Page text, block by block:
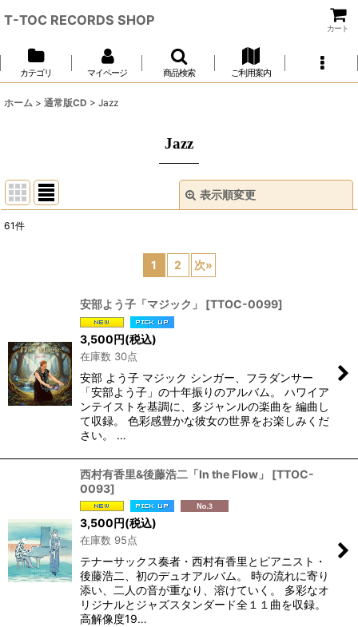
T-TOC RECORDS SHOP
カート
カテゴリ マイページ 商品検索 ご利用案内
ホーム > 通常版CD > Jazz
Jazz
表示順変更
絞り込む
61件
1 2 次»
安部よう子「マジック」 [TTOC-0099]
3,500円(税込)
在庫数 30点
安部 よう子 マジック シンガー、フラダンサー
「安部よう子」の十年振りのアルバム。 ハワイア
ンテイストを基調に、多ジャンルの楽曲を 編曲し
て収録。 色彩感豊かな彼女の世界をお楽しみくだ
さい。 …
西村有香里&後藤浩二「In the Flow」 [TTOC-
0093]
3,500円(税込)
在庫数 95点
テナーサックス奏者・西村有香里とピアニスト・
後藤浩二、初のデュオアルバム。 時の流れに寄り
添い、二人の音が重なり、溶けていく。 多彩なオ
リジナルとジャズスタンダード全１１曲を収録。
高解像度19…